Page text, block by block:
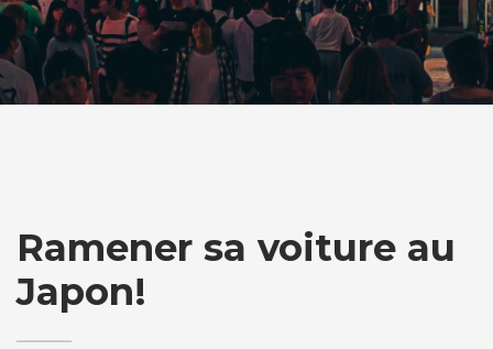
Ramener sa voiture au
Japon!